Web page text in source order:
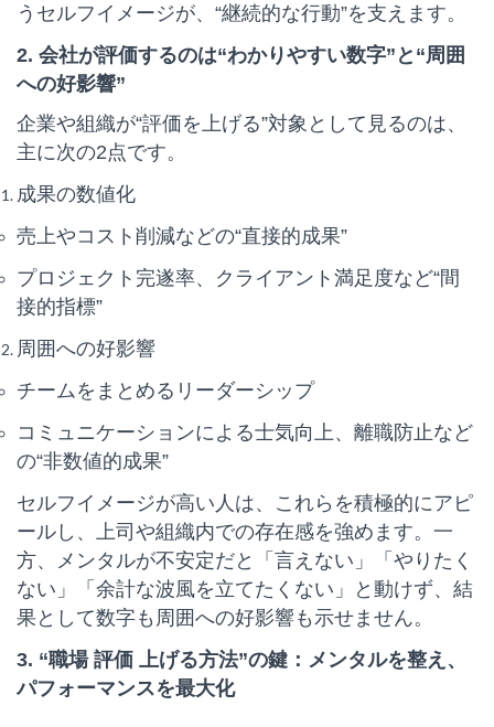
うセルフイメージが、“継続的な行動”を支えます。
2. 会社が評価するのは“わかりやすい数字”と“周囲
への好影響”
企業や組織が“評価を上げる”対象として見るのは、
主に次の2点です。
成果の数値化
売上やコスト削減などの“直接的成果”
プロジェクト完遂率、クライアント満足度など“間
接的指標”
周囲への好影響
チームをまとめるリーダーシップ
コミュニケーションによる士気向上、離職防止など
の“非数値的成果”
セルフイメージが高い人は、これらを積極的にアピ
ールし、上司や組織内での存在感を強めます。一
方、メンタルが不安定だと「言えない」「やりたく
ない」「余計な波風を立てたくない」と動けず、結
果として数字も周囲への好影響も示せません。
3. “職場 評価 上げる方法”の鍵：メンタルを整え、
パフォーマンスを最大化